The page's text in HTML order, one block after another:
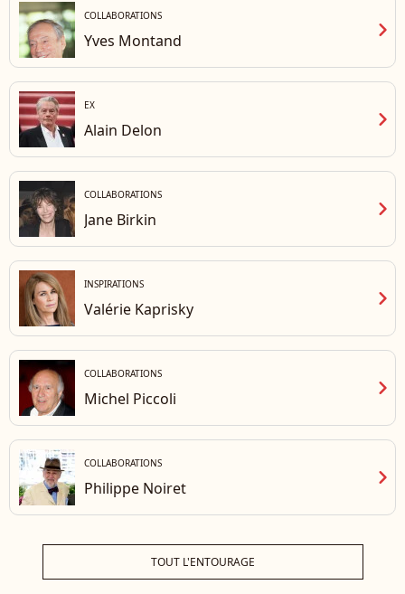
COLLABORATIONS
Yves Montand chevron_right
EX
Alain Delon chevron_right
COLLABORATIONS
Jane Birkin chevron_right
INSPIRATIONS
Valérie Kaprisky chevron_right
COLLABORATIONS
Michel Piccoli chevron_right
COLLABORATIONS
Philippe Noiret chevron_right
TOUT L'ENTOURAGE